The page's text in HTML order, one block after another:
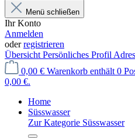
Menü schließen
Ihr Konto
Anmelden
oderregistrieren
Übersicht Persönliches Profil
0,00 € Warenkorb enthält 0
0,00 €.
Home
Süsswasser
Zur Kategorie Süsswasser